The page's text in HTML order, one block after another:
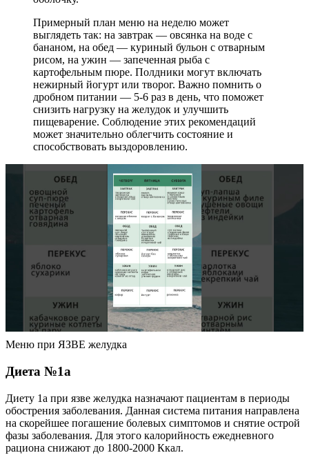
Примерный план меню на неделю может
выглядеть так: на завтрак — овсянка на воде с
бананом, на обед — куриный бульон с отварным
рисом, на ужин — запеченная рыба с
картофельным пюре. Полдники могут включать
нежирный йогурт или творог. Важно помнить о
дробном питании — 5-6 раз в день, что поможет
снизить нагрузку на желудок и улучшить
пищеварение. Соблюдение этих рекомендаций
может значительно облегчить состояние и
способствовать выздоровлению.
Меню при ЯЗВЕ желудка
Диета №1а
Диету 1а при язве желудка назначают пациентам в периоды
обострения заболевания. Данная система питания направлена
на скорейшее погашение болевых симптомов и снятие острой
фазы заболевания. Для этого калорийность ежедневного
рациона снижают до 1800-2000 Ккал.